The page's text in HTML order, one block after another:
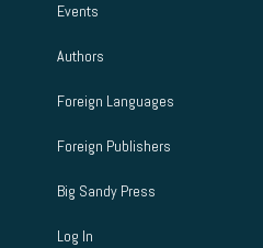
Events
Authors
Foreign Languages
Foreign Publishers
Big Sandy Press
Log In